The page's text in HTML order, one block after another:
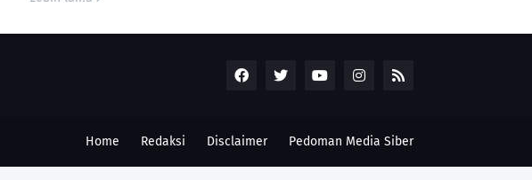
Home Redaksi Disclaimer Pedoman Media Siber